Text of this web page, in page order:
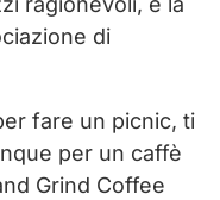
di
fare un picnic, ti
per un caffè
Grind Coffee